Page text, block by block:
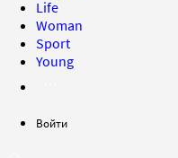
Life
Woman
Sport
Young
Войти